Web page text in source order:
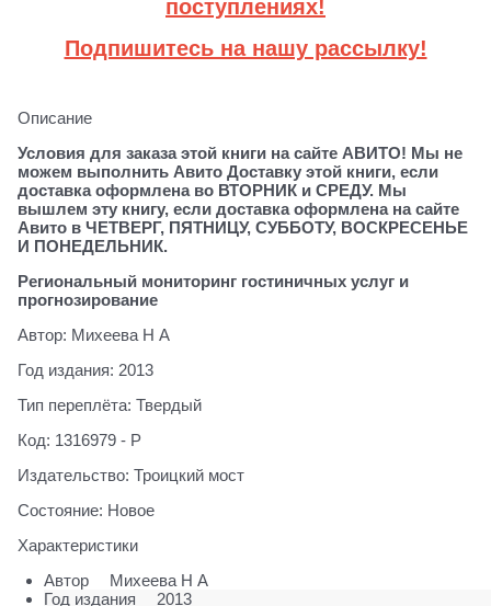
поступлениях!
Подпишитесь на нашу рассылку!
Описание
Условия для заказа этой книги на сайте АВИТО! Мы не
можем выполнить Авито Доставку этой книги, если
доставка оформлена во ВТОРНИК и СРЕДУ. Мы
вышлем эту книгу, если доставка оформлена на сайте
Авито в ЧЕТВЕРГ, ПЯТНИЦУ, СУББОТУ, ВОСКРЕСЕНЬЕ
И ПОНЕДЕЛЬНИК.
Региональный мониторинг гостиничных услуг и
прогнозирование
Автор: Михеева Н А
Год издания: 2013
Тип переплёта: Твердый
Код: 1316979 - Р
Издательство: Троицкий мост
Состояние: Новое
Характеристики
Автор
Михеева Н А
Год издания
2013